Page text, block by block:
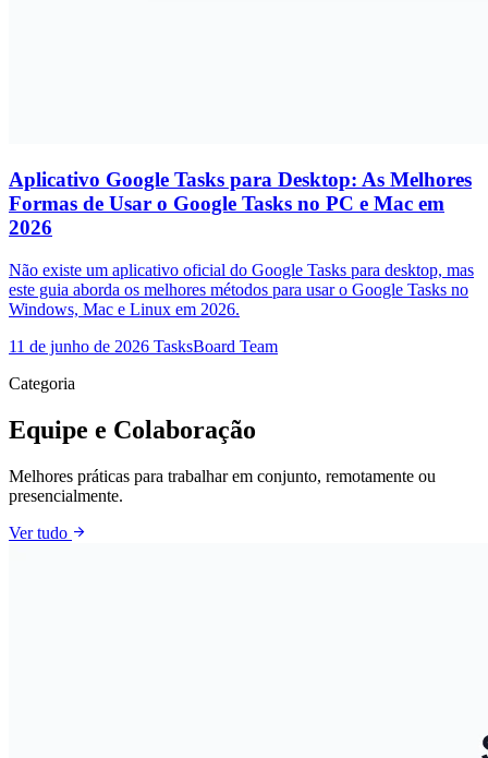
Aplicativo Google Tasks para Desktop: As Melhores
Formas de Usar o Google Tasks no PC e Mac em
2026
Não existe um aplicativo oficial do Google Tasks para desktop, mas
este guia aborda os melhores métodos para usar o Google Tasks no
Windows, Mac e Linux em 2026.
11 de junho de 2026 TasksBoard Team
Categoria
Equipe e Colaboração
Melhores práticas para trabalhar em conjunto, remotamente ou
presencialmente.
Ver tudo arrow_forward